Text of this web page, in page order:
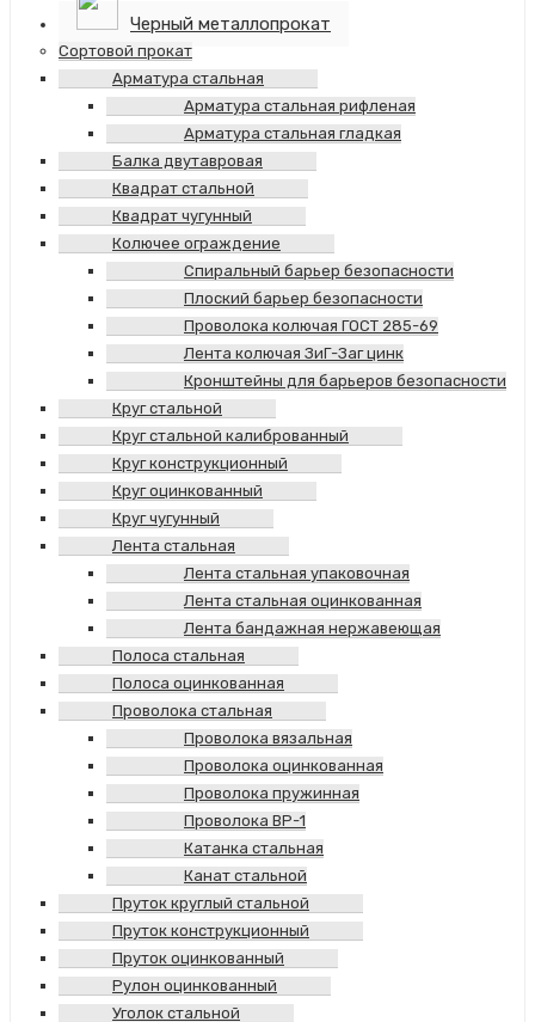
Черный металлопрокат
Сортовой прокат
Арматура стальная
Арматура стальная рифленая
Арматура стальная гладкая
Балка двутавровая
Квадрат стальной
Квадрат чугунный
Колючее ограждение
Спиральный барьер безопасности
Плоский барьер безопасности
Проволока колючая ГОСТ 285-69
Лента колючая ЗиГ-Заг цинк
Кронштейны для барьеров безопасности
Круг стальной
Круг стальной калиброванный
Круг конструкционный
Круг оцинкованный
Круг чугунный
Лента стальная
Лента стальная упаковочная
Лента стальная оцинкованная
Лента бандажная нержавеющая
Полоса стальная
Полоса оцинкованная
Проволока стальная
Проволока вязальная
Проволока оцинкованная
Проволока пружинная
Проволока ВР-1
Катанка стальная
Канат стальной
Пруток круглый стальной
Пруток конструкционный
Пруток оцинкованный
Рулон оцинкованный
Уголок стальной